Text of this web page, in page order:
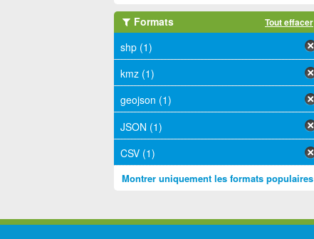
Formats Tout effacer
shp (1)
kmz (1)
geojson (1)
JSON (1)
CSV (1)
Montrer uniquement les formats populaires